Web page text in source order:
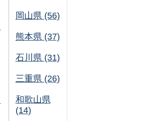
岡山県 (56)
熊本県 (37)
石川県 (31)
三重県 (26)
和歌山県
(14)